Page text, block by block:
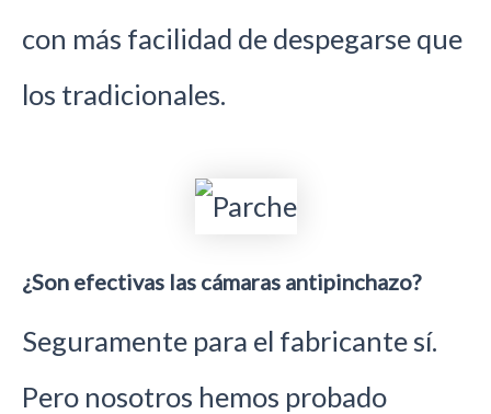
con más facilidad de despegarse que
los tradicionales.
¿Son efectivas las cámaras antipinchazo?
Seguramente para el fabricante sí.
Pero nosotros hemos probado